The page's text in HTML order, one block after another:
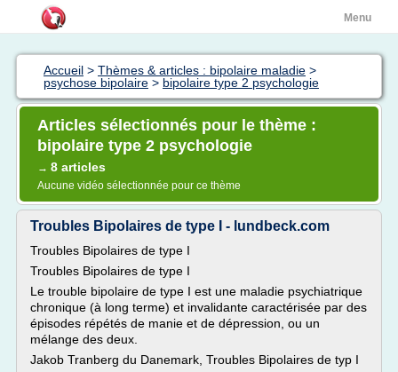
Menu
Accueil > Thèmes & articles : bipolaire maladie >
psychose bipolaire > bipolaire type 2 psychologie
Articles sélectionnés pour le thème :
bipolaire type 2 psychologie
→ 8 articles
Aucune vidéo sélectionnée pour ce thème
Troubles Bipolaires de type I - lundbeck.com
Troubles Bipolaires de type I
Troubles Bipolaires de type I
Le trouble bipolaire de type I est une maladie psychiatrique
chronique (à long terme) et invalidante caractérisée par des
épisodes répétés de manie et de dépression, ou un
mélange des deux.
Jakob Tranberg du Danemark, Troubles Bipolaires de typ I